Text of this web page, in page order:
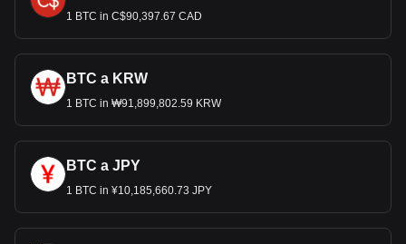
1 BTC in C$90,397.67 CAD
BTC a KRW
1 BTC in ₩91,899,802.59 KRW
BTC a JPY
1 BTC in ¥10,185,660.73 JPY